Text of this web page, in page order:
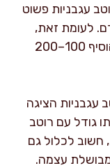
עגבניות פשוט
40–60 קילוקלוריות ל-100 גרם. לעומת זאת,
רוטב שמנת, שמן זית או פסטו יכולים להוסיף 100–200
עגבניות הציגה
גודל עם רוטב
חשוב לכלול גם
עצמה.